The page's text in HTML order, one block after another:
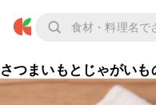
さつまいもとじゃがい